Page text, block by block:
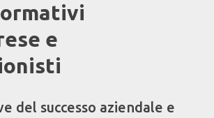
e
del successo aziendale e